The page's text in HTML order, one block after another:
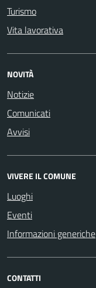
Turismo
Vita lavorativa
NOVITÀ
Notizie
Comunicati
Avvisi
VIVERE IL COMUNE
Luoghi
Eventi
Informazioni generiche
CONTATTI